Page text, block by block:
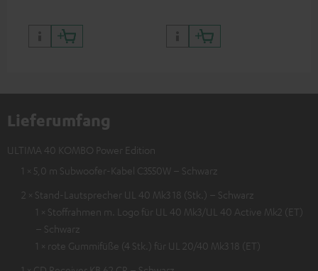
Lieferumfang
ULTIMA 40 KOMBO Power Edition
1 × 5,0 m Subwoofer-Kabel C3550W – Schwarz
2 × Stand-Lautsprecher UL 40 Mk3 18 (Stk.) – Schwarz
1 × Stoffrahmen m. Logo für UL 40 Mk3/UL 40 Active Mk2 (ET)
– Schwarz
1 × rote Gummifüße (4 Stk.) für UL 20/40 Mk3 18 (ET)